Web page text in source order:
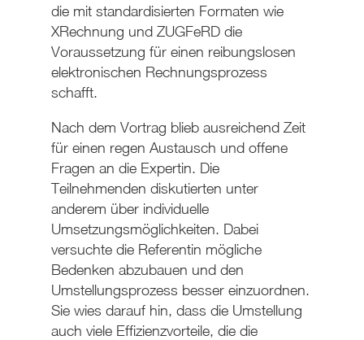
die mit standardisierten Formaten wie
XRechnung und ZUGFeRD die
Voraussetzung für einen reibungslosen
elektronischen Rechnungsprozess
schafft.
Nach dem Vortrag blieb ausreichend Zeit
für einen regen Austausch und offene
Fragen an die Expertin. Die
Teilnehmenden diskutierten unter
anderem über individuelle
Umsetzungsmöglichkeiten. Dabei
versuchte die Referentin mögliche
Bedenken abzubauen und den
Umstellungsprozess besser einzuordnen.
Sie wies darauf hin, dass die Umstellung
auch viele Effizienzvorteile, die die